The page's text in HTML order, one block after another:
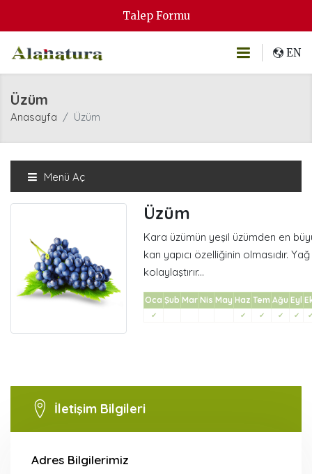
Talep Formu
EN
Üzüm
Anasayfa Üzüm
Menü Aç
Üzüm
Kara üzümün yeşil üzümden en
kan yapıcı özelliğinin olmasıdır. Yağ
kolaylaştırır...
Oca Şub Mar Nis May Haz Tem Ağu Eyl
✔ ✔ ✔ ✔ ✔
İletişim Bilgileri
Adres Bilgilerimiz